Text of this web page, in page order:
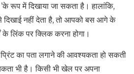
रूप में दिखाया जा सकता है। हालांकि,
दिखाई नहीं देता है, तो आपको बस आगे के
के लिंक पर क्लिक करना होगा।
का पता लगाने की आवश्यकता हो सकती
भी है। किसी भी खेल पर अपना